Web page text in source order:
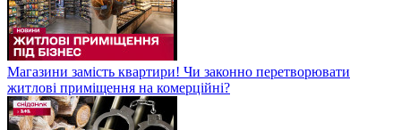
Магазини замість квартири! Чи законно перетворювати
житлові приміщення на комерційні?